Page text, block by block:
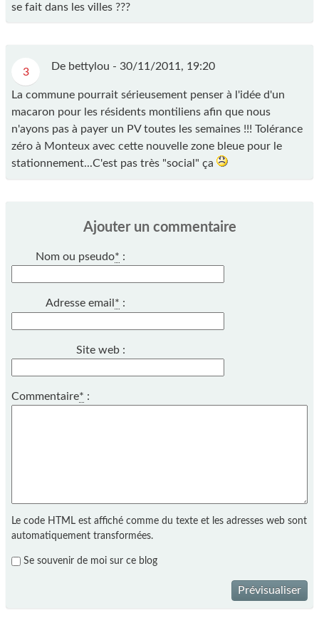
se fait dans les villes ???
3 De bettylou - 30/11/2011, 19:20
La commune pourrait sérieusement penser à l'idée d'un
macaron pour les résidents montiliens afin que nous
n'ayons pas à payer un PV toutes les semaines !!! Tolérance
zéro à Monteux avec cette nouvelle zone bleue pour le
stationnement...C'est pas très "social" ça
Ajouter un commentaire
Nom ou pseudo* :
Adresse email * :
Site web :
Commentaire* :
Le code HTML est affiché comme du texte et les adresses web sont
automatiquement transformées.
Se souvenir de moi sur ce blog
Prévisualiser